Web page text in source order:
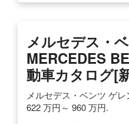
メルセデス・
MERCEDES
動車カタログ[
メルセデス・ベンツ ゲ
622 万円～ 960 万円.